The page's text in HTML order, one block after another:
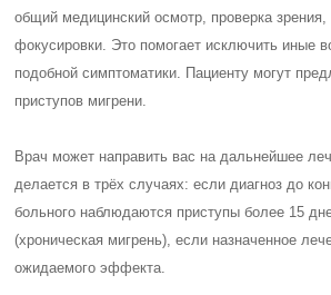
общий медицинский осмотр, проверка
фокусировки. Это помогает исключить иные
подобной симптоматики. Пациенту могут
приступов мигрени.
Врач может направить вас на дальнейшее
делается в трёх случаях: если диагноз до
больного наблюдаются приступы более 15
(хроническая мигрень), если назначенное
ожидаемого эффекта.